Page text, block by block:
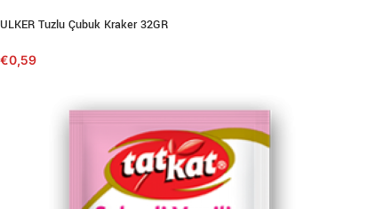
ULKER Tuzlu Çubuk Kraker 32GR
€0,59